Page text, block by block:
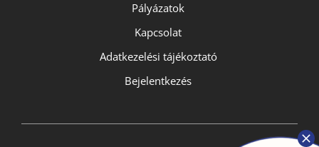
Pályázatok
Kapcsolat
Adatkezelési tájékoztató
Bejelentkezés